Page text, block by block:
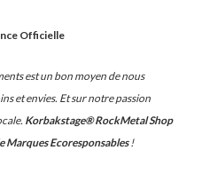
Officielle
est un bon moyen de nous
et envies. Et sur notre passion
Korbakstage® RockMetal Shop
Marques Ecoresponsables!